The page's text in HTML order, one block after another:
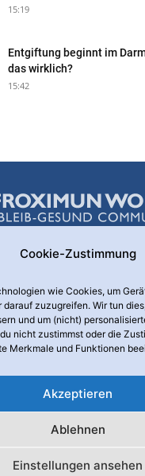
Cookie-Zustimmung
wie Cookies, um
zuzugreifen. Wir tun
und um (nicht)
nicht zustimmst oder die
Merkmale und Funktionen
Akzeptieren
Ablehnen
Einstellungen ansehen
15:19
Entgiftung beginnt im
das wirklich?
15:42
steht die
uns wichtig. Warum
informierte und
Sie uns:
Die Froximun AG